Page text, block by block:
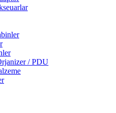
/ PDU